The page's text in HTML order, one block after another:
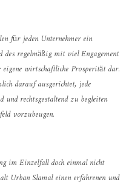
für jeden Unternehmer ein
des regelmäßig mit viel Engagement
wirtschaftliche Prosperität dar.
darauf ausgerichtet, jede
rechtsgestaltend zu begleiten
vorzubeugen.
im Einzelfall doch einmal nicht
Urban Slamal einen erfahrenen und